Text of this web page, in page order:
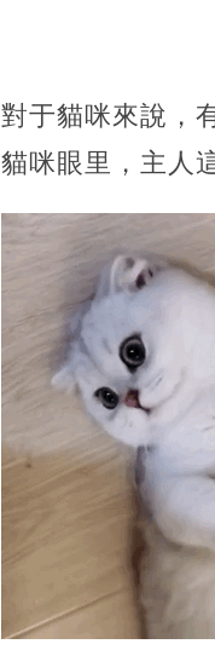
對于貓咪來說，
貓咪眼里，主人